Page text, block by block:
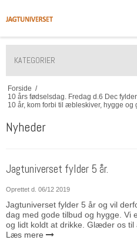
KATEGORIER
Forside /
10 års fødselsdag. Fredag d.6 Dec
10 år, kom forbi til æbleskiver, hygge og
Nyheder
Jagtuniverset fylder 5 år.
Oprettet d. 06/12 2019
Jagtuniverset fylder 5 år og vil
dag med gode tilbud og hygge.
og lidt koldt at drikke. Glæder os til
Læs mere